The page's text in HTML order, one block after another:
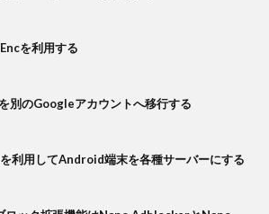
を利用する
別のGoogleアカウントへ移行する
利用してAndroid端末を各種サーバーにする